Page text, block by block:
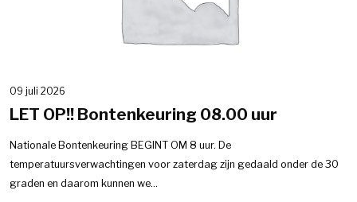
09 juli 2026
LET OP!! Bontenkeuring 08.00 uur
Nationale Bontenkeuring BEGINT OM 8 uur. De
temperatuursverwachtingen voor zaterdag zijn gedaald onder de 30
graden en daarom kunnen we...